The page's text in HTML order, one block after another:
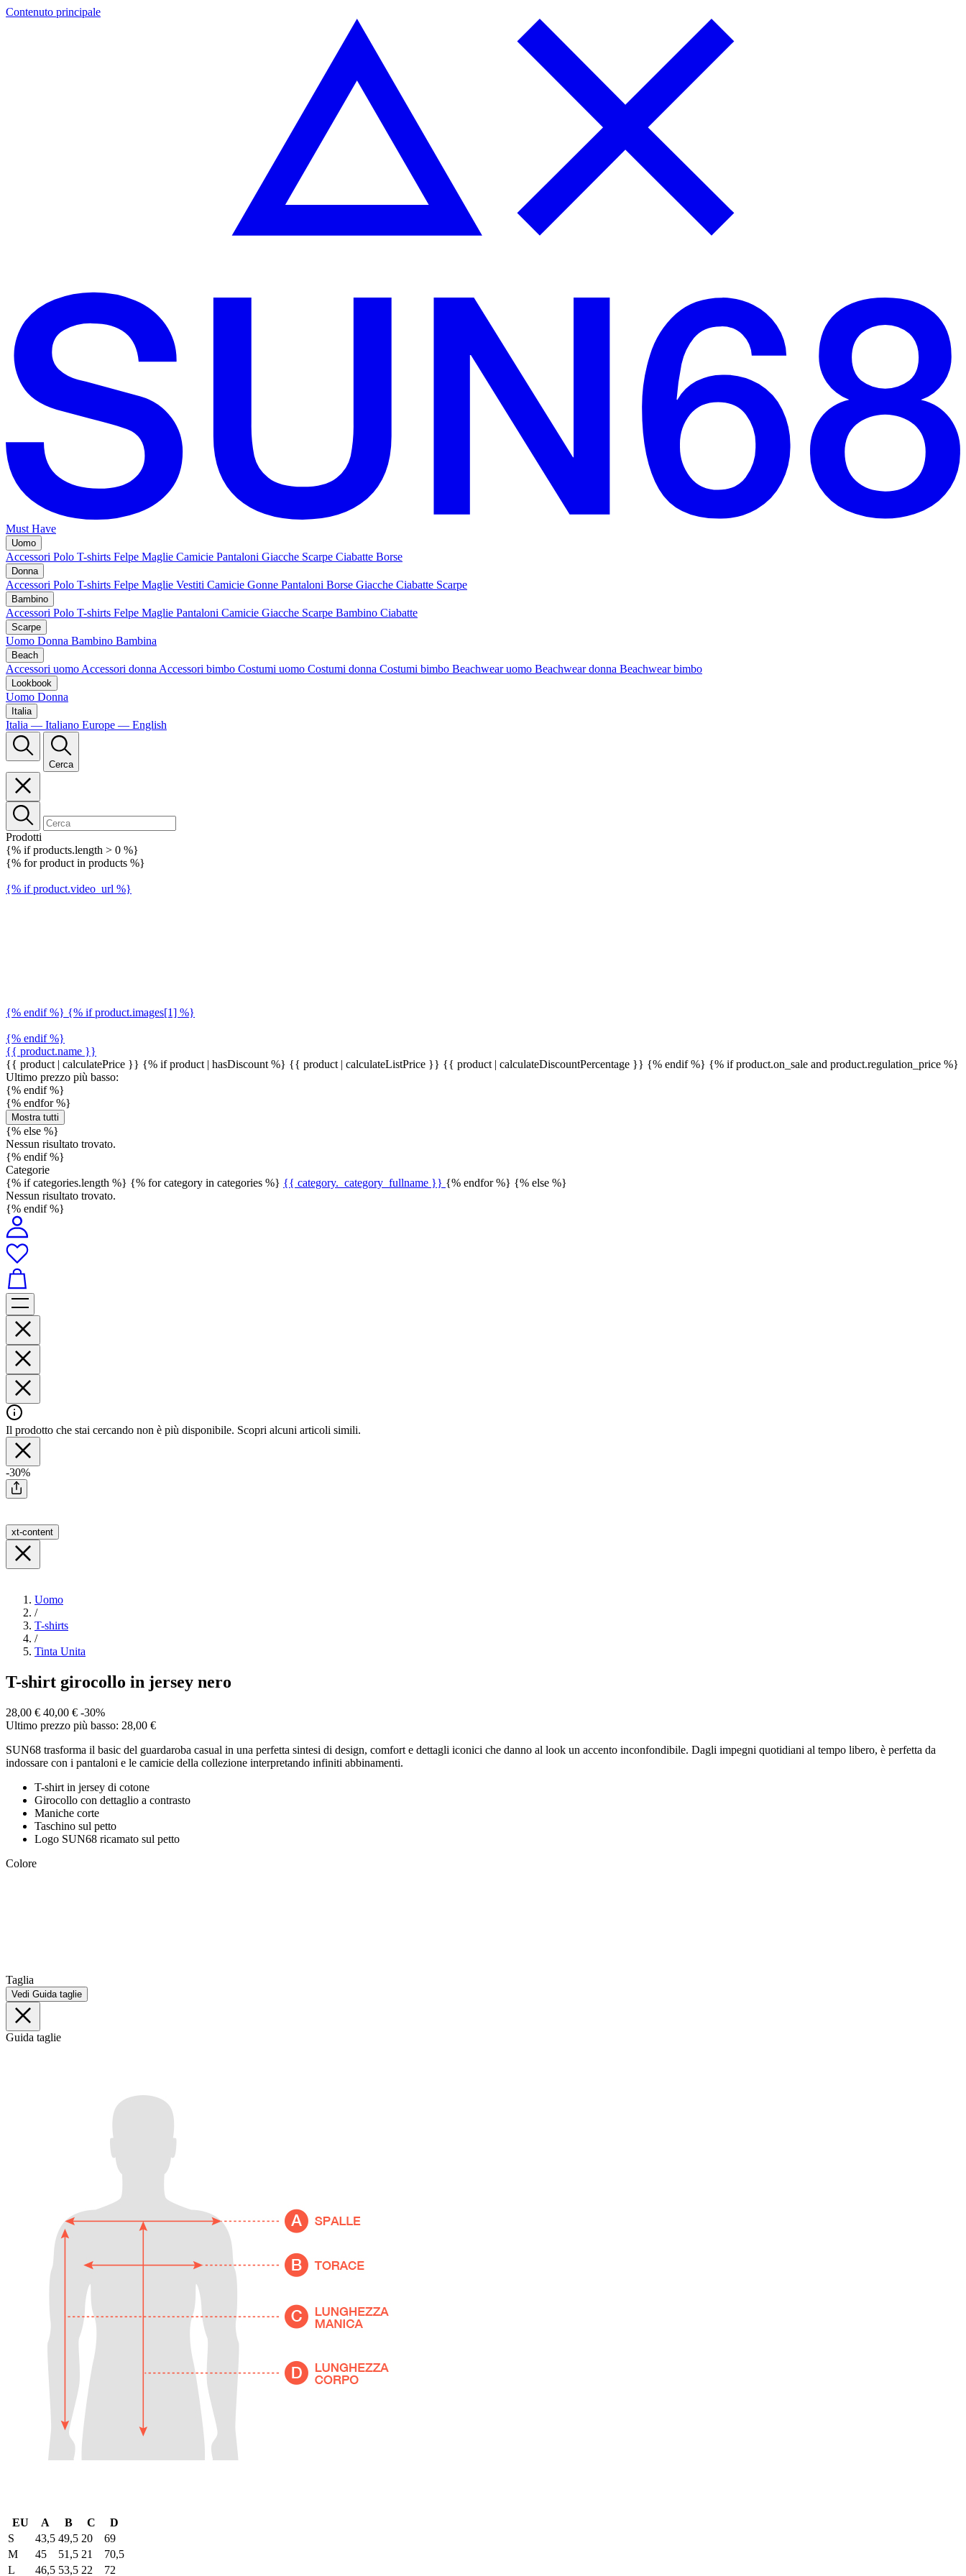
Contenuto principale
Must Have
Uomo
Accessori Polo T-shirts Felpe Maglie Camicie Pantaloni Giacche Scarpe Ciabatte Borse
Donna
Accessori Polo T-shirts Felpe Maglie Vestiti Camicie Gonne Pantaloni Borse Giacche Ciabatte Scarpe
Bambino
Accessori Polo T-shirts Felpe Maglie Pantaloni Camicie Giacche Scarpe Bambino Ciabatte
Scarpe
Uomo Donna Bambino Bambina
Beach
Accessori uomoAccessori donnaAccessori bimbo Costumi uomo Costumi donna Costumi bimbo Beachwear uomo Beachwear donna Beachwear bimbo
Lookbook
Uomo Donna
Italia
Italia — Italiano Europe — English
Cerca
Prodotti
{% if products.length > 0 %}
{% for product in products %}
{% if product.video_url %}
{% endif %} {% if product.images[1] %}
{% endif %}
{{ product.name }}
{{ product | calculatePrice }} {% if product | hasDiscount %} {{ product | calculateListPrice }} {{ product | calculateDiscountPercentage }} {% endif %} {% if product.on_sale and product.regulation_price %}
Ultimo prezzo più basso:
{% endif %}
{% endfor %}
Mostra tutti
{% else %}
Nessun risultato trovato.
{% endif %}
Categorie
{% if categories.length %} {% for category in categories %} {{ category._category_fullname }} {% endfor %} {% else %}
Nessun risultato trovato.
{% endif %}
Il prodotto che stai cercando non è più disponibile. Scopri alcuni articoli simili.
-30%
xt-content
Uomo
/
T-shirts
/
Tinta Unita
T-shirt girocollo in jersey nero
28,00 € 40,00 € -30%
Ultimo prezzo più basso: 28,00 €
SUN68 trasforma il basic del guardaroba casual in una perfetta sintesi di design, comfort e dettagli iconici che danno al look un accento inconfondibile. Dagli impegni quotidiani al tempo libero, è perfetta da
indossare con i pantaloni e le camicie della collezione interpretando infiniti abbinamenti.
T-shirt in jersey di cotone
Girocollo con dettaglio a contrasto
Maniche corte
Taschino sul petto
Logo SUN68 ricamato sul petto
Colore
Taglia
Vedi Guida taglie
Guida taglie
EU A B C
D
S
43,5 49,5 20
69
M
45 51,5 21
70,5
L
46,5 53,5 22 72